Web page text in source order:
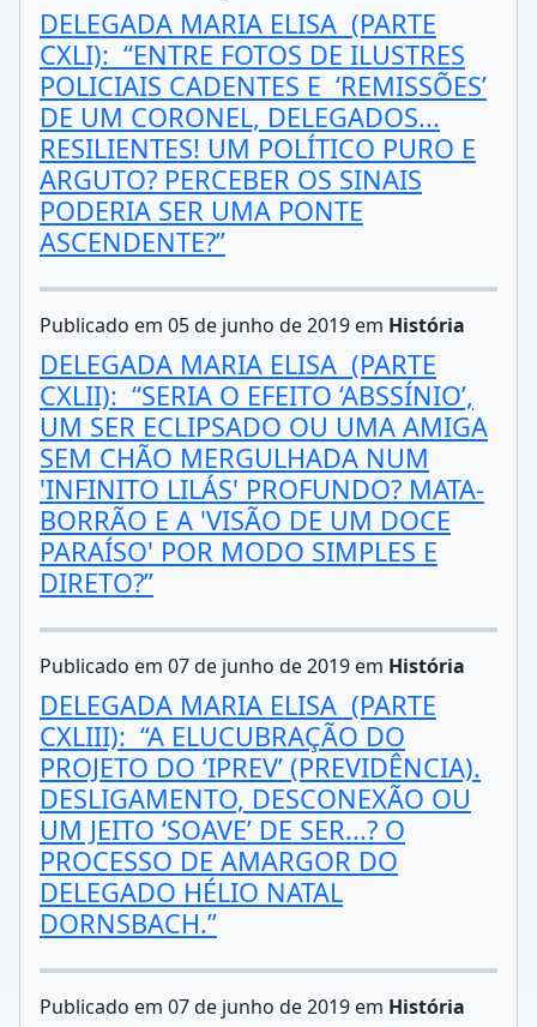
DELEGADA MARIA ELISA (PARTE
CXLI): “ENTRE FOTOS DE ILUSTRES
POLICIAIS CADENTES E ‘REMISSÕES’
DE UM CORONEL, DELEGADOS...
RESILIENTES! UM POLÍTICO PURO E
ARGUTO? PERCEBER OS SINAIS
PODERIA SER UMA PONTE
ASCENDENTE?”
Publicado em 05 de junho de 2019 em História
DELEGADA MARIA ELISA (PARTE
CXLII): “SERIA O EFEITO ‘ABSSÍNIO’,
UM SER ECLIPSADO OU UMA AMIGA
SEM CHÃO MERGULHADA NUM
'INFINITO LILÁS' PROFUNDO? MATA-
BORRÃO E A 'VISÃO DE UM DOCE
PARAÍSO' POR MODO SIMPLES E
DIRETO?”
Publicado em 07 de junho de 2019 em História
DELEGADA MARIA ELISA (PARTE
CXLIII): “A ELUCUBRAÇÃO DO
PROJETO DO ‘IPREV’ (PREVIDÊNCIA).
DESLIGAMENTO, DESCONEXÃO OU
UM JEITO ‘SOAVE’ DE SER...? O
PROCESSO DE AMARGOR DO
DELEGADO HÉLIO NATAL
DORNSBACH.”
Publicado em 07 de junho de 2019 em História